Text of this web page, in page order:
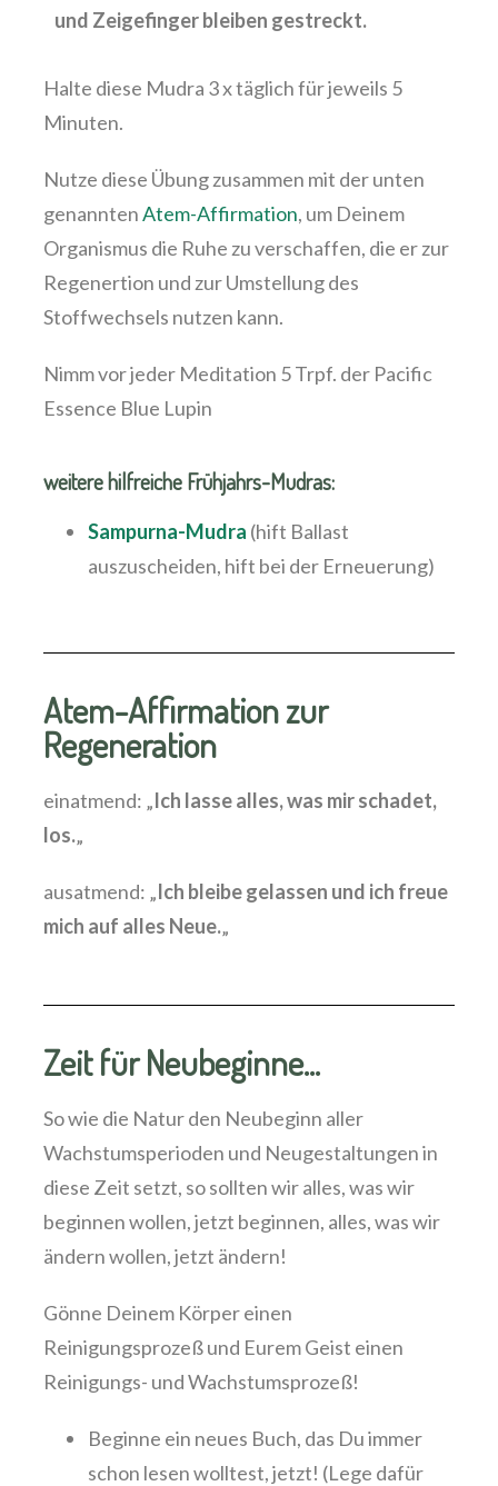
und Zeigefinger bleiben gestreckt.
Halte diese Mudra 3 x täglich für jeweils 5
Minuten.
Nutze diese Übung zusammen mit der unten
genanntenAtem-Affirmation, um Deinem
Organismus die Ruhe zu verschaffen, die er zur
Regenertion und zur Umstellung des
Stoffwechsels nutzen kann.
Nimm vor jeder Meditation 5 Trpf. der Pacific
Essence Blue Lupin
weitere hilfreiche Frühjahrs-Mudras:
Sampurna-Mudra (hift Ballast
auszuscheiden, hift bei der Erneuerung)
Atem-Affirmation zur
Regeneration
einatmend: „Ich lasse alles, was mir schadet,
los.„
ausatmend: „Ich bleibe gelassen und ich freue
mich auf alles Neue.„
Zeit für Neubeginne...
So wie die Natur den Neubeginn aller
Wachstumsperioden und Neugestaltungen in
diese Zeit setzt, so sollten wir alles, was wir
beginnen wollen, jetzt beginnen, alles, was wir
ändern wollen, jetzt ändern!
Gönne Deinem Körper einen
Reinigungsprozeß und Eurem Geist einen
Reinigungs- und Wachstumsprozeß!
Beginne ein neues Buch, das Du immer
schon lesen wolltest, jetzt! (Lege dafür